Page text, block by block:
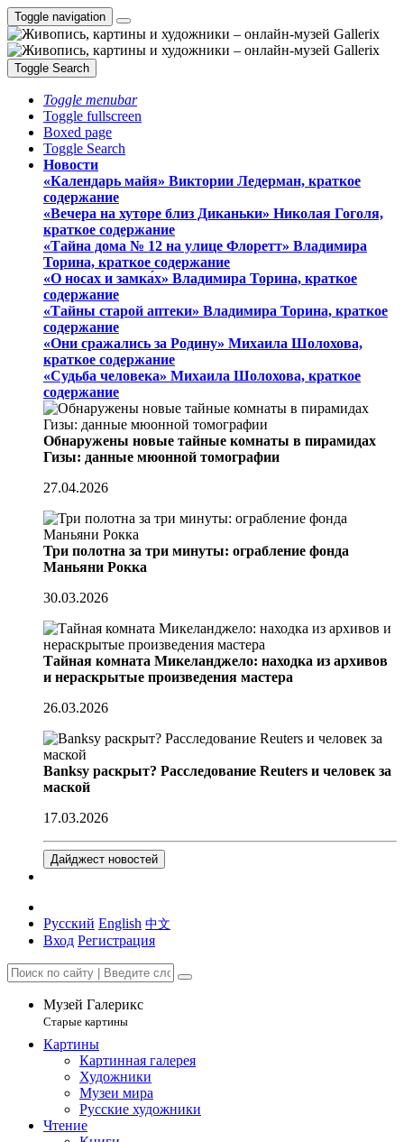
Toggle navigation
Toggle Search
Toggle menubar
Toggle fullscreen
Boxed page
Toggle Search
Новости
«Календарь майя» Виктории Ледерман, краткое
содержание
«Вечера на хуторе близ Диканьки» Николая Гоголя,
краткое содержание
«Тайна дома № 12 на улице Флоретт» Владимира
Торина, краткое содержание
«О носах и замка́х» Владимира Торина, краткое
содержание
«Тайны старой аптеки» Владимира Торина, краткое
содержание
«Они сражались за Родину» Михаила Шолохова,
краткое содержание
«Судьба человека» Михаила Шолохова, краткое
содержание
Обнаружены новые тайные комнаты в пирамидах
Гизы: данные мюонной томографии
27.04.2026
Три полотна за три минуты: ограбление фонда
Маньяни Рокка
30.03.2026
Тайная комната Микеланджело: находка из архивов
и нераскрытые произведения мастера
26.03.2026
Banksy раскрыт? Расследование Reuters и человек за
маской
17.03.2026
Дайджест новостей
Русский English 中文
Вход Регистрация
Музей Галерикс
Старые картины
Картины
Картинная галерея
Художники
Музеи мира
Русские художники
Чтение